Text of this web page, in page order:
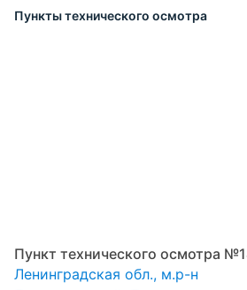
Пункты технического осмотра
Пункт технического осмотра
Ленинградская обл., м.р-н